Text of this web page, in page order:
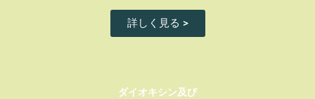
詳しく見る >
ダイオキシン及び